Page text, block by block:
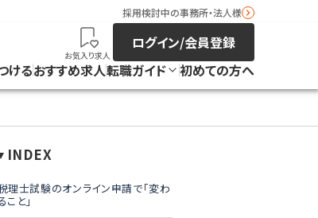
採用検討中の事務所・法人様
お気入り求人
ログイン/会員登録
けるおすすめ求人転職ガイド 初めての方へ
INDEX
理士試験のオンライン申請で「変わ
こと」